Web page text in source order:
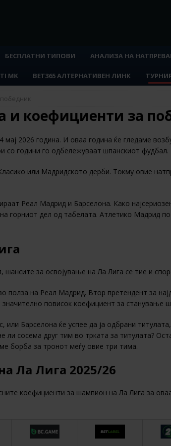
БЕСПЛАТНИ ТИПОВИ АНАЛИЗА НА
MK BET365 АЛТЕРНАТИВЕН ЛИНК
и коефициенти за
мај 2026 година. И оваа година ќе гледаме
со години го одбележуваат шпанскиот фудбал.
или Мадридското дерби. Токму овие
Реал Мадрид и Барселона. Како
горниот дел од табелата. Атлетико Мадрид
шансите за освојување на Ла Лига се тие и
полза на Реал Мадрид. Втор претендент за
повисок коефициент за станување
Барселона ќе успее да ја одбрани
сосема друг тим во трката за титулата?
борба за тронот меѓу овие три тима.
Ла Лига 2025/26
коефициенти за шампион на Ла Лига за